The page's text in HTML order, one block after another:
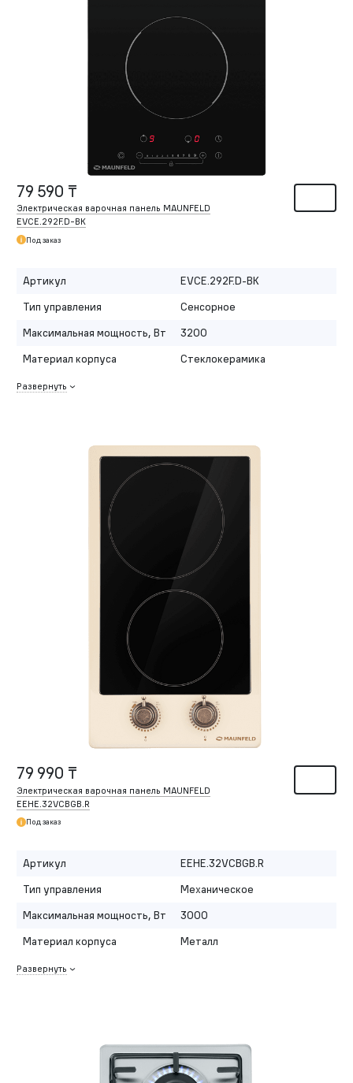
79 590 ₸
Электрическая варочная панель MAUNFELD
EVCE.292F.D-BK
Под заказ
Артикул
EVCE.292F.D-BK
Тип управления
Сенсорное
Максимальная мощность, Вт
3200
Материал корпуса
Стеклокерамика
Развернуть
79 990 ₸
Электрическая варочная панель MAUNFELD
EEHE.32VCBGB.R
Под заказ
Артикул
EEHE.32VCBGB.R
Тип управления
Механическое
Максимальная мощность, Вт
3000
Материал корпуса
Металл
Развернуть